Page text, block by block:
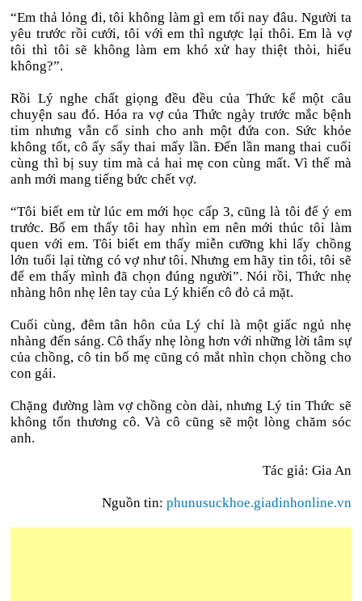
“Em thả lỏng đi, tôi không làm gì em tối nay đâu. Người ta
yêu trước rồi cưới, tôi với em thì ngược lại thôi. Em là vợ
tôi thì tôi sẽ không làm em khó xử hay thiệt thòi, hiểu
không?”.
Rồi Lý nghe chất giọng đều đều của Thức kể một câu
chuyện sau đó. Hóa ra vợ của Thức ngày trước mắc bệnh
tim nhưng vẫn cố sinh cho anh một đứa con. Sức khỏe
không tốt, cô ấy sẩy thai mấy lần. Đến lần mang thai cuối
cùng thì bị suy tim mà cả hai mẹ con cùng mất. Vì thế mà
anh mới mang tiếng bức chết vợ.
“Tôi biết em từ lúc em mới học cấp 3, cũng là tôi để ý em
trước. Bố em thấy tôi hay nhìn em nên mới thúc tôi làm
quen với em. Tôi biết em thấy miễn cưỡng khi lấy chồng
lớn tuổi lại từng có vợ như tôi. Nhưng em hãy tin tôi, tôi sẽ
để em thấy mình đã chọn đúng người”. Nói rồi, Thức nhẹ
nhàng hôn nhẹ lên tay của Lý khiến cô đỏ cả mặt.
Cuối cùng, đêm tân hôn của Lý chỉ là một giấc ngủ nhẹ
nhàng đến sáng. Cô thấy nhẹ lòng hơn với những lời tâm sự
của chồng, cô tin bố mẹ cũng có mắt nhìn chọn chồng cho
con gái.
Chặng đường làm vợ chồng còn dài, nhưng Lý tin Thức sẽ
không tổn thương cô. Và cô cũng sẽ một lòng chăm sóc
anh.
Tác giả: Gia An
Nguồn tin: phunusuckhoe.giadinhonline.vn